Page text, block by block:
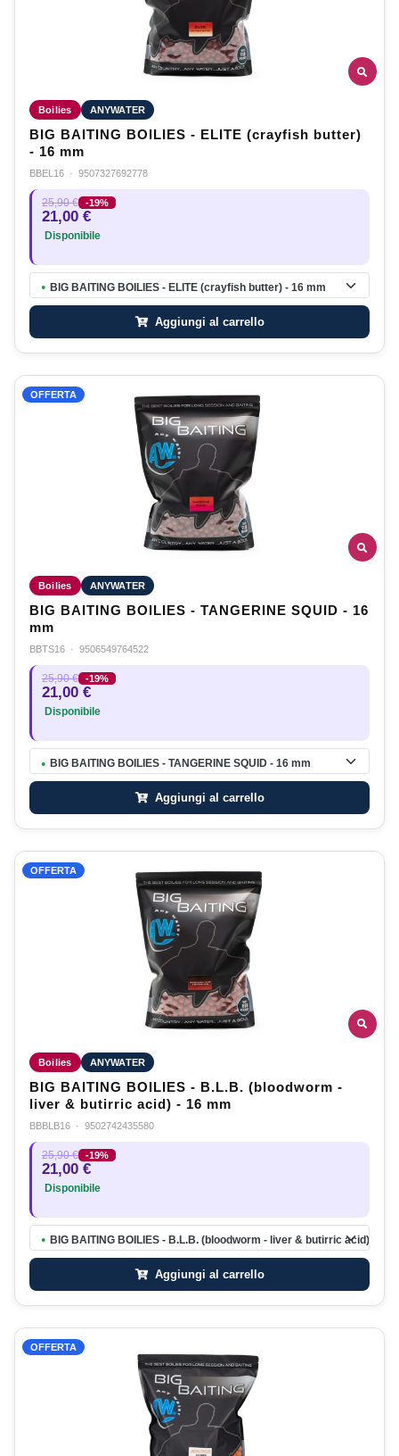
Boilies ANYWATER
BIG BAITING BOILIES - ELITE (crayfish butter)
- 16 mm
BBEL16 · 9507327692778
25,90 € -19%
21,00 €
Disponibile
● BIG BAITING BOILIES - ELITE (crayfish butter) - 16 mm
Aggiungi al carrello
OFFERTA
Boilies ANYWATER
BIG BAITING BOILIES - TANGERINE SQUID - 16
mm
BBTS16 · 9506549764522
25,90 € -19%
21,00 €
Disponibile
● BIG BAITING BOILIES - TANGERINE SQUID - 16 mm
Aggiungi al carrello
OFFERTA
Boilies ANYWATER
BIG BAITING BOILIES - B.L.B. (bloodworm -
liver & butirric acid) - 16 mm
BBBLB16 · 9502742435580
25,90 € -19%
21,00 €
Disponibile
● BIG BAITING BOILIES - B.L.B. (bloodworm - liver & butirric acid) - 16
Aggiungi al carrello
OFFERTA